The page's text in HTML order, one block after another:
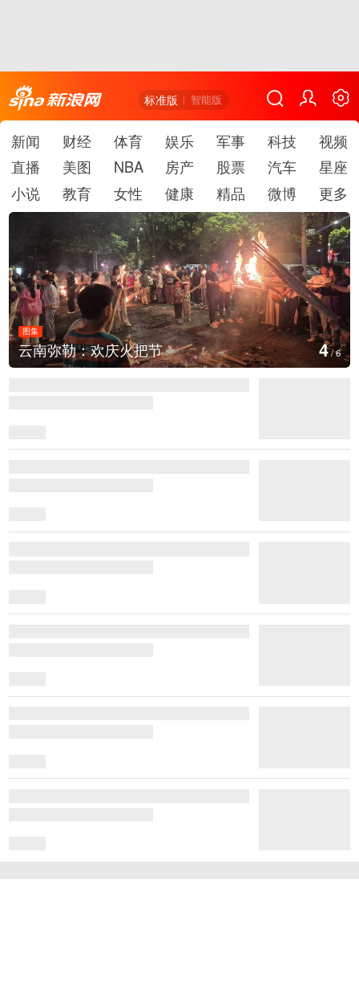
标准版 智能版
新闻 财经 体育 娱乐 军事 科技
视频
直播
美图 NBA 房产 股票 汽车
星座
小说
教育 女性 健康 精品 微博 更多
把节
图集
江西铅山：千灯
5/6